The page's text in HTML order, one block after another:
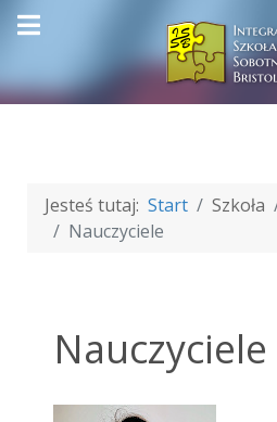
Jesteś tutaj: Start Szkoła
Nauczyciele
Nauczyciele